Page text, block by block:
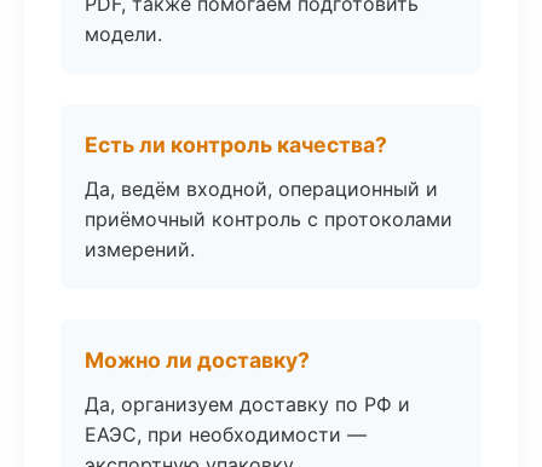
модели.
Есть ли контроль качества?
Да, ведём входной, операционный и
приёмочный контроль с протоколами
измерений.
Можно ли доставку?
Да, организуем доставку по РФ и
ЕАЭС, при необходимости —